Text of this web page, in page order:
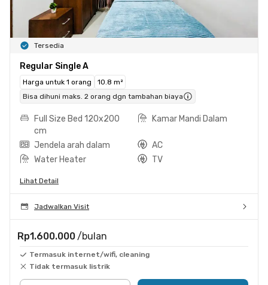
Tersedia
Regular Single A
Harga untuk 1 orang
10.8 m²
Bisa dihuni maks. 2 orang dgn tambahan biaya
Full Size Bed 120x200
cm
Kamar Mandi Dalam
Jendela arah dalam
AC
Water Heater
TV
Lihat Detail
Jadwalkan Visit
Rp1.600.000 /bulan
Termasuk internet/wifi, cleaning
Tidak termasuk listrik